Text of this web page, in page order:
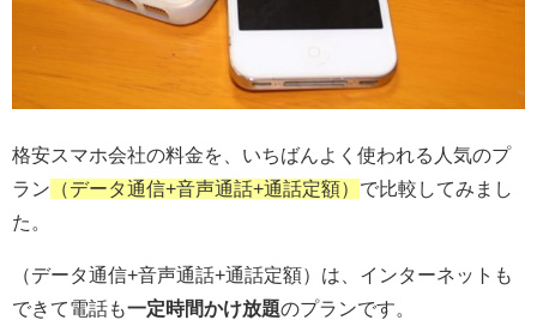
格安スマホ会社の料金を、いちばんよく使われる人気のプ
ラン （データ通信+音声通話+通話定額） で比較してみまし
た。
（データ通信+音声通話+通話定額）は、インターネットも
できて電話も一定時間かけ放題のプランです。